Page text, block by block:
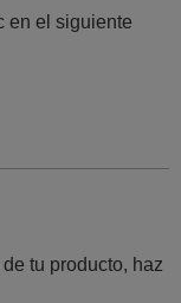
en el siguiente
tu producto, haz